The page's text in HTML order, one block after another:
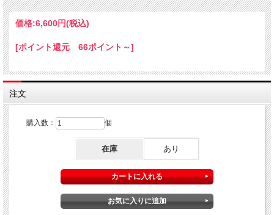
マルチプリシティ
※以下メーカーカタログより許可をいただき転載
自分で自由に選んだように見せかけて、実際はマジシャンの意図通りの選択
そんな魔法のようなテクニックは実在していたのです。
そこにあるのはセリフの中に巧妙に仕組まれた言葉のワナ、観客の行動を先
読みする知恵、そしてその先読みを可能にするための場面設定。
価格:6,600円(税込)
[ポイント還元 66ポイント～]
注文
購入数： 個
在庫 あり